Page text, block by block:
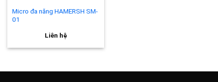
Micro đa năng HAMERSH SM-
01
Liên hệ